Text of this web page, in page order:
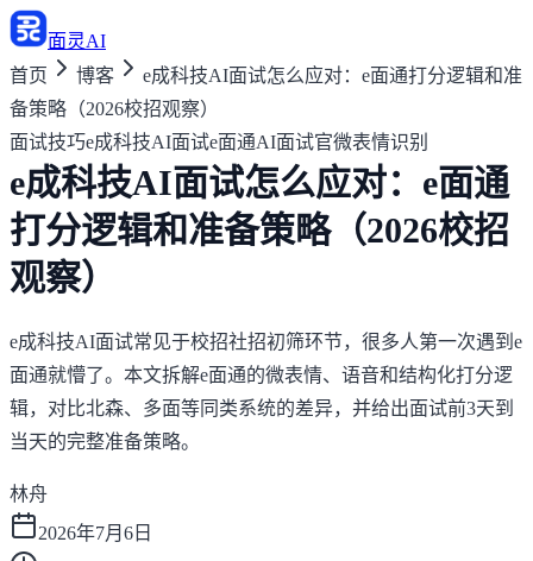
面灵AI
首页
博客
e成科技AI面试怎么应对：e面通打分逻辑和准
备策略（2026校招观察）
面试技巧e成科技AI面试e面通AI面试官微表情识别
e成科技AI面试怎么应对：e面通
打分逻辑和准备策略（2026校招
观察）
e成科技AI面试常见于校招社招初筛环节，很多人第一次遇到e
面通就懵了。本文拆解e面通的微表情、语音和结构化打分逻
辑，对比北森、多面等同类系统的差异，并给出面试前3天到
当天的完整准备策略。
林舟
2026年7月6日